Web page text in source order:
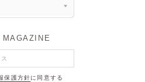
MAGAZINE
保護方針に同意する